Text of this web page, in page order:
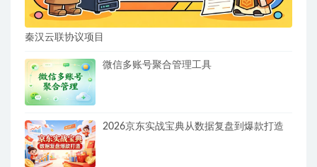
秦汉云联协议项目
微信多账号聚合管理工具
2026京东实战宝典从数据复盘到爆款打造